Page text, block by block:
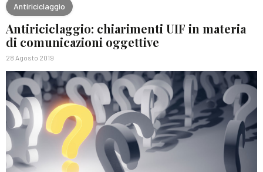
Antiriciclaggio
Antiriciclaggio: chiarimenti UIF in materia
di comunicazioni oggettive
28 Agosto 2019